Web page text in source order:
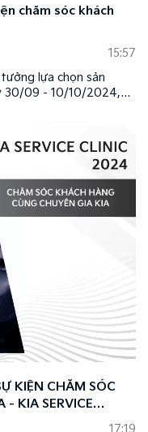
chăm sóc khách
15:57
lựa chọn sản
30/09 - 10/10/2024,
Clinic), tạo điều
vấn xe miễn phí với
KIỆN CHĂM SÓC
- KIA SERVICE